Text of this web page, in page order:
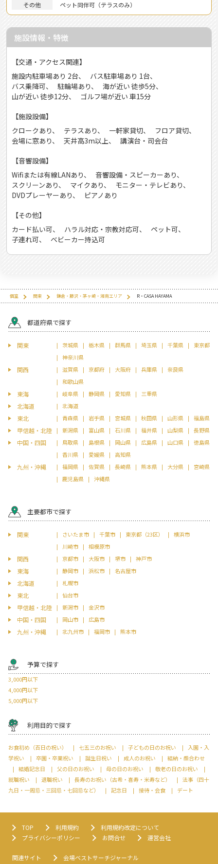
その他
ペット同伴可（テラスのみ）
施設情報・特徴
【交通・アクセス関連】
施設内駐車場あり 2台
バス駐車場あり 1台
バス乗降可
駐輪場あり
海が近い 徒歩5分
山が近い 徒歩12分
ゴルフ場が近い 車15分
【施設設備】
クロークあり
テラスあり 一軒家貸切
フロア貸切
会場に窓あり
天井高3m以上 講演台・司会台
【音響設備】
Wifiまたは有線LANあり
音響設備・スピーカーあり
スクリーンあり
マイクあり
モニター・テレビあり
DVDプレーヤーあり
ピアノあり
【その他】
カード払い可
ハラル対応・宗教対応可
ペット可
子連れ可
ベビーカー持込可
個室 関東 鎌倉・藤沢・茅ヶ崎・湘南エリア R・CASA HAYAMA
都道府県で探す
関東 茨城県 栃木県 群馬県 埼玉県 千葉県
東京都
神奈川県
関西 滋賀県 京都府 大阪府 兵庫県
奈良県
和歌山県
東海 岐阜県 静岡県 愛知県 三重県
北海道 北海道
東北 青森県 岩手県 宮城県 秋田県 山形県 福島県
甲信越・北陸 新潟県 富山県 石川県 福井県 山梨県 長野県
中国・四国 鳥取県 島根県 岡山県 広島県 山口県
徳島県
香川県
愛媛県 高知県
九州・沖縄 福岡県 佐賀県 長崎県 熊本県 大分県
宮崎県
鹿児島県
沖縄県
主要都市で探す
関東 さいたま市 千葉市 東京都（23区）
横浜市
川崎市
相模原市
関西 京都市 大阪市 堺市 神戸市
東海 静岡市 浜松市 名古屋市
北海道 札幌市
東北 仙台市
甲信越・北陸 新潟市 金沢市
中国・四国 岡山市 広島市
九州・沖縄 北九州市 福岡市 熊本市
予算で探す
3,000円以下
4,000円以下
5,000円以下
利用目的で探す
お食初め（百日の祝い） 七五三のお祝い 子どもの日のお祝い
入園・入
学祝い
卒園・卒業祝い 誕生日祝い 成人のお祝い
結納・顔合わせ
結婚記念日
父の日のお祝い 母の日のお祝い
敬老の日のお祝い
就職祝い
退職祝い 長寿のお祝い（古希・喜寿・米寿など）
法事（四十
九日・一周忌・三回忌・七回忌など）
記念日 接待・会食 デート
TOP 利用規約
利用規約改定について
プライバシーポリシー
お問合せ 運営会社
関連サイト
会場ベストサーチジャーナル